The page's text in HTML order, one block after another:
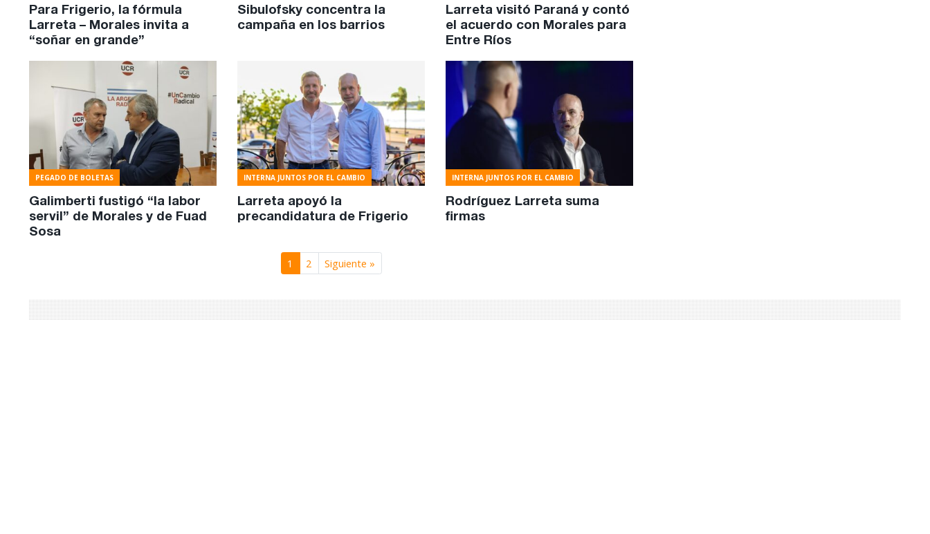
Para Frigerio, la fórmula
Larreta – Morales invita a
“soñar en grande”
Sibulofsky concentra la
campaña en los barrios
Larreta visitó Paraná y contó
el acuerdo con Morales para
Entre Ríos
PEGADO DE BOLETAS
Galimberti fustigó “la labor
servil” de Morales y de Fuad
Sosa
INTERNA JUNTOS POR EL CAMBIO
Larreta apoyó la
precandidatura de Frigerio
INTERNA JUNTOS POR EL CAMBIO
Rodríguez Larreta suma
firmas
1 2 Siguiente »